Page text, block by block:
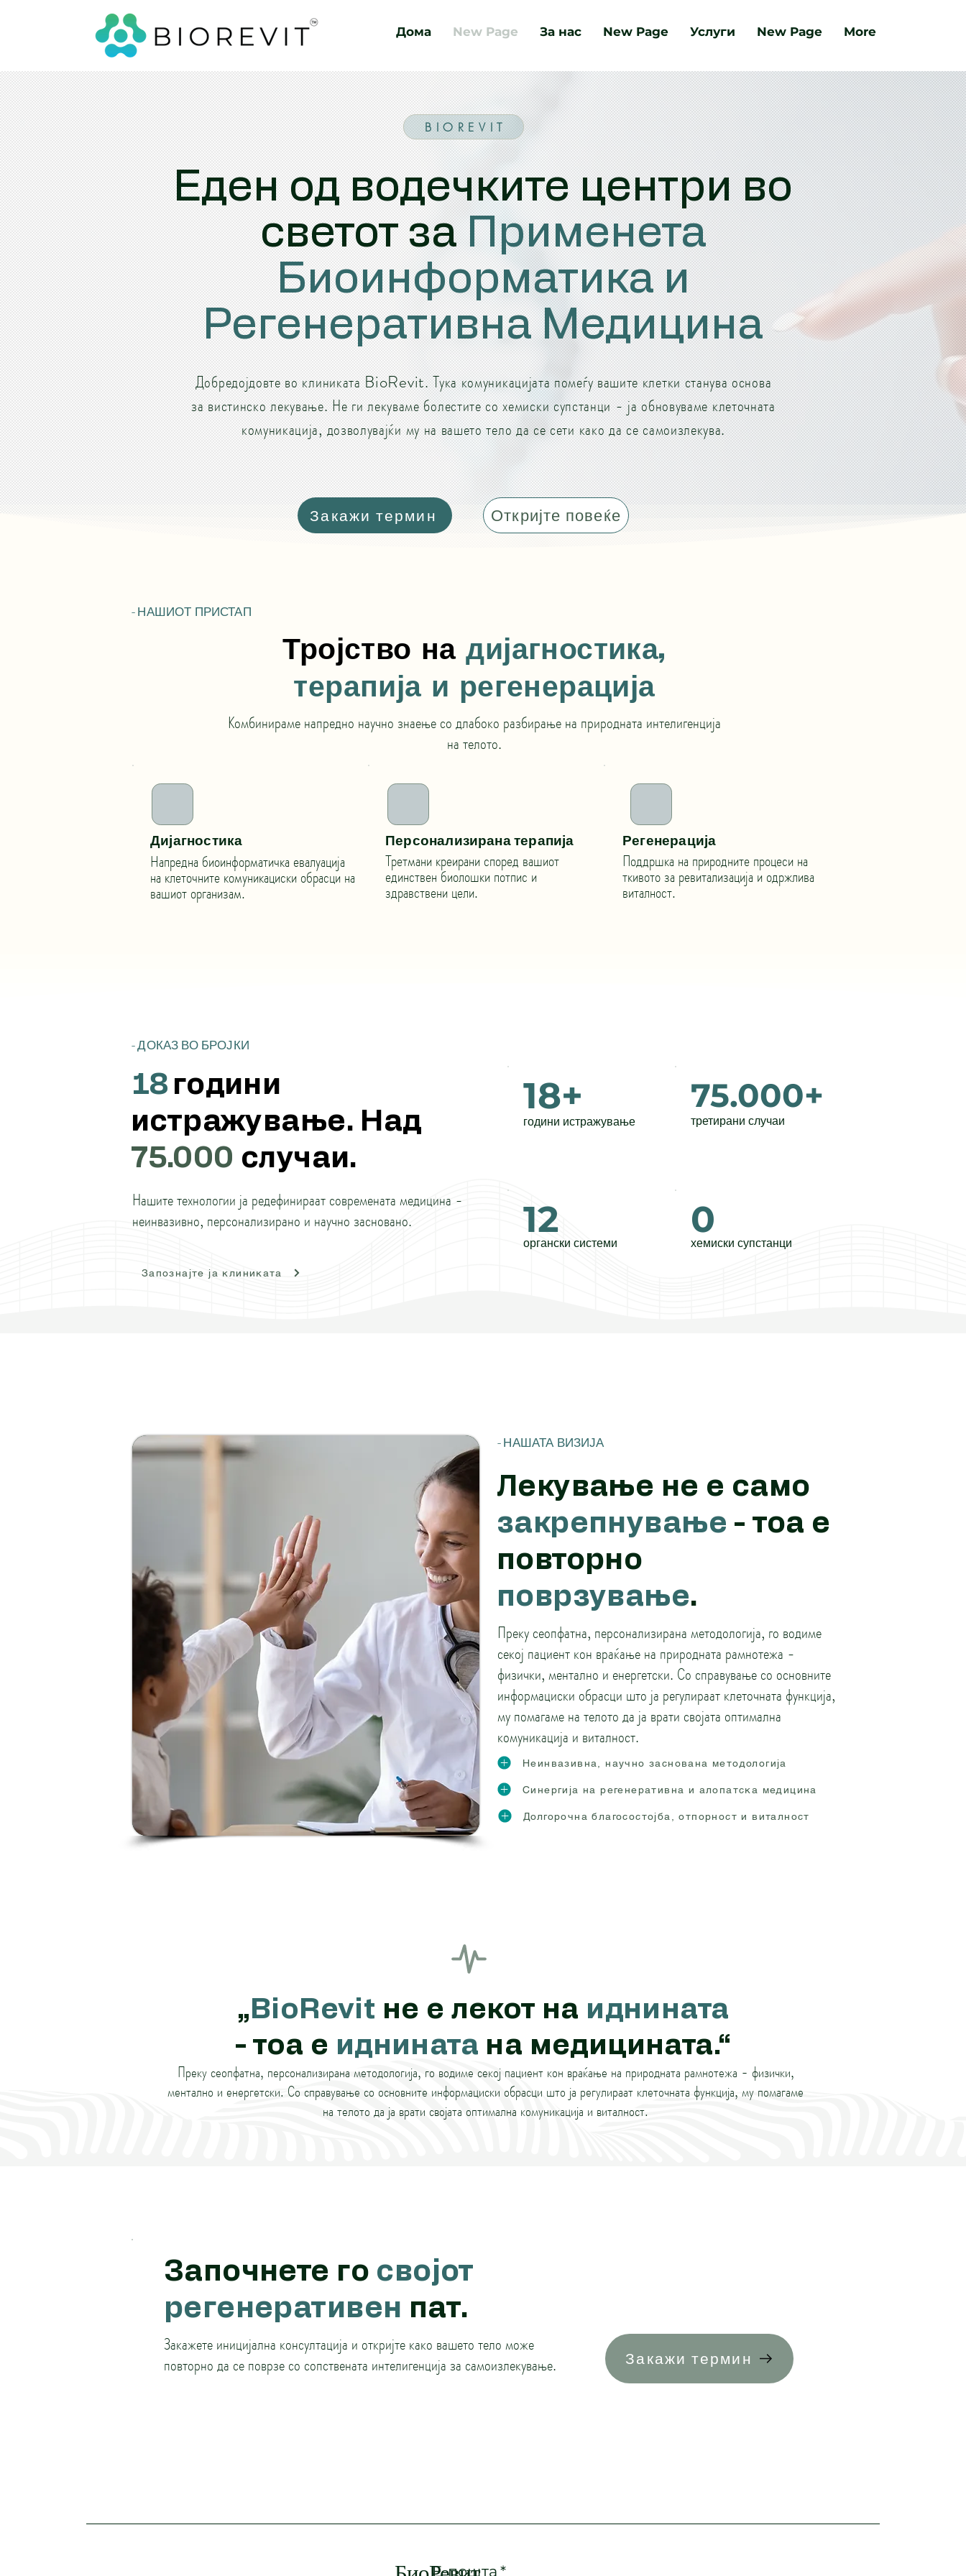
Дома New Page За нас New Page Услуги New Page More
B I O R E V I T
Еден од водечките центри во
светот заПрименета
Биоинформатика и
Регенеративна Медицина
Добредојдовте во клиниката BioRevit. Тука комуникацијата помеѓу вашите клетки станува основа
за вистинско лекување. Не ги лекуваме болестите со хемиски супстанци - ја обновуваме клеточната
комуникација, дозволувајќи му на вашето тело да се сети како да се самоизлекува.
Закажи термин Откријте повеќе
- НАШИОТ ПРИСТАП
Тројство надијагностика,
терапија и регенерација
Комбинираме напредно научно знаење со длабоко разбирање на природната интелигенција
на телото.
Дијагностика
Напредна биоинформатичка евалуација
на клеточните комуникациски обрасци на
вашиот организам.
Персонализирана терапија
Третмани креирани според вашиот
единствен биолошки потпис и
здравствени цели.
Регенерација
Поддршка на природните процеси на
ткивото за ревитализација и одржлива
виталност.
- ДОКАЗ ВО БРОЈКИ
18 години
истражување. Над
75.000 случаи.
Нашите технологии ја редефинираат современата медицина -
неинвазивно, персонализирано и научно засновано.
Запознајте ја клиниката
18+
години истражување
75.000+
третирани случаи
12
органски системи
0
хемиски супстанци
- НАШАТА ВИЗИЈА
Лекување не е само
закрепнување - тоа е
повторно
поврзување.
Преку сеопфатна, персонализирана методологија, го водиме
секој пациент кон враќање на природната рамнотежа -
физички, ментално и енергетски. Со справување со основните
информациски обрасци што ја регулираат клеточната функција,
му помагаме на телото да ја врати својата оптимална
комуникација и виталност.
Неинвазивна, научно заснована методологија
Синергија на регенеративна и алопатска медицина
Долгорочна благосостојба, отпорност и виталност
„ BioRevit не е лекот на иднината
- тоа е иднината на медицината.“
Преку сеопфатна, персонализирана методологија, го водиме секој пациент кон враќање на природната рамнотежа - физички,
ментално и енергетски. Со справување со основните информациски обрасци што ја регулираат клеточната функција, му помагаме
на телото да ја врати својата оптимална комуникација и виталност.
Започнете го својот
регенеративен пат.
Закажете иницијална консултација и откријте како вашето тело може
повторно да се поврзе со сопствената интелигенција за самоизлекување.
Закажи термин
Е-пошта *